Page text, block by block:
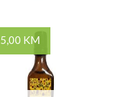
5,00 KM